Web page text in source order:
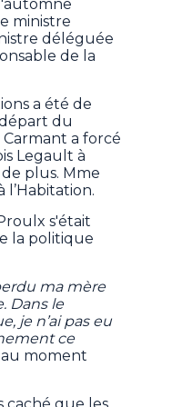
ministre
déléguée
de la
a été de
du
a forcé
Legault à
plus. Mme
s'était
la politique
ma mère
Dans le
je n’ai pas eu
ce
moment